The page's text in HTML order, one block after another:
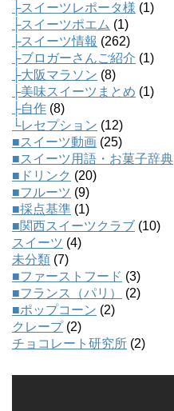
├スイーツレポータ様 (1)
├スイーツポエム (1)
├スイーツ情報 (262)
├ブロガーさんご紹介 (1)
├大阪マラソン (8)
├美味スイーツまとめ (1)
├自作 (8)
└レセプション (12)
■スイーツ動画 (25)
■スイーツ用語・お菓子辞典
■ドリンク (20)
■フルーツ (9)
■採点基準 (1)
■関西スイーツクラブ (10)
スイーツ (4)
未分類 (7)
■ファーストフード (3)
■フランス（パリ）
(2)
■ポップコーン (2)
クレープ(2)
チョコレート研究所 (2)